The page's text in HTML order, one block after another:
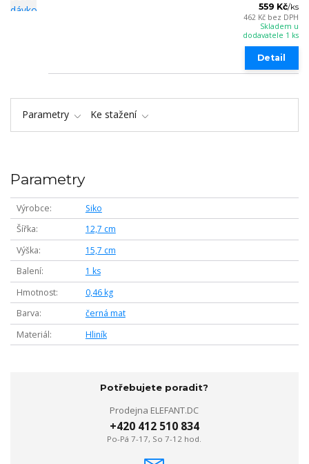
559 Kč/ks
462 Kč bez DPH
Skladem u
dodavatele 1 ks
Detail
Parametry Ke stažení
Parametry
Výrobce
Siko
Šířka
12,7 cm
Výška
15,7 cm
Balení
1 ks
Hmotnost
0,46 kg
Barva
černá mat
Materiál
Hliník
Potřebujete poradit?
Prodejna ELEFANT.DC
+420 412 510 834
Po-Pá 7-17, So 7-12 hod.